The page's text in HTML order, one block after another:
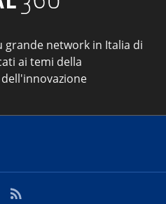
grande network in Italia di
ai temi della